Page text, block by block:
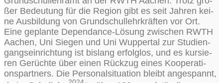
ßer Bedeu­tung für die Regi­on gibt es seit Jah­ren kei­
ne Aus­bil­dung von Grund­schul­lehr­kräf­ten vor Ort.
Eine geplan­te Depen­dance-Lösung zwi­schen RWTH
Aachen, Uni Sie­gen und Uni Wup­per­tal zur Stu­di­en­
gangs­ein­rich­tung ist bis­lang erfolg­los, und es kur­sie­
ren Gerüch­te über einen Rück­zug eines Koope­ra­ti­
ons­part­ners. Die Per­so­nal­si­tua­ti­on bleibt ange­spannt,